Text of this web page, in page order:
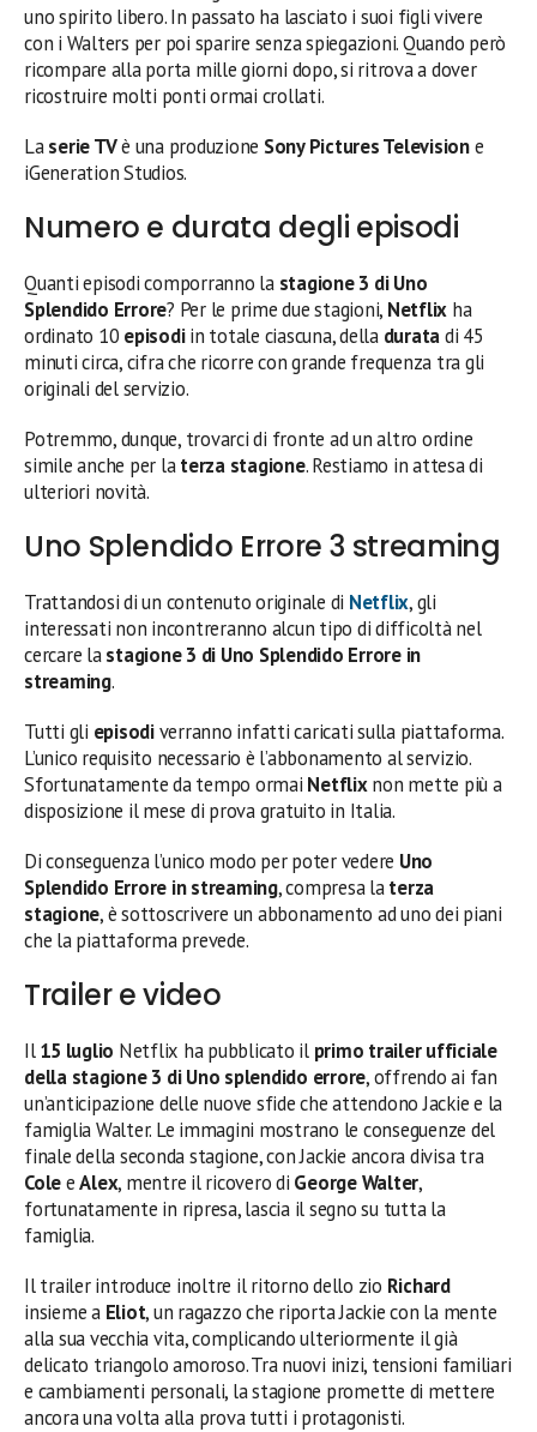
uno spirito libero. In passato ha lasciato i suoi figli vivere
con i Walters per poi sparire senza spiegazioni. Quando però
ricompare alla porta mille giorni dopo, si ritrova a dover
ricostruire molti ponti ormai crollati.
Laserie TVè una produzione Sony Pictures Televisione
iGeneration Studios.
Numero e durata degli episodi
Quanti episodi comporranno la stagione 3 di Uno
Splendido Errore? Per le prime due stagioni, Netflix ha
ordinato 10 episodiin totale ciascuna, della duratadi 45
minuti circa, cifra che ricorre con grande frequenza tra gli
originali del servizio.
Potremmo, dunque, trovarci di fronte ad un altro ordine
simile anche per laterza stagione. Restiamo in attesa di
ulteriori novità.
Uno Splendido Errore 3 streaming
Trattandosi di un contenuto originale di Netflix, gli
interessati non incontreranno alcun tipo di difficoltà nel
cercare lastagione 3 di Uno Splendido Errore in
streaming.
Tutti gli episodiverranno infatti caricati sulla piattaforma.
L’unico requisito necessario è l’abbonamento al servizio.
Sfortunatamente da tempo ormai Netflixnon mette più a
disposizione il mese di prova gratuito in Italia.
Di conseguenza l’unico modo per poter vedere Uno
Splendido Errore in streaming, compresa laterza
stagione, è sottoscrivere un abbonamento ad uno dei piani
che la piattaforma prevede.
Trailer e video
Il15 luglio Netflix ha pubblicato il primo trailer ufficiale
della stagione 3 di Uno splendido errore, offrendo ai fan
un’anticipazione delle nuove sfide che attendono Jackie e la
famiglia Walter. Le immagini mostrano le conseguenze del
finale della seconda stagione, con Jackie ancora divisa tra
ColeeAlex, mentre il ricovero di George Walter,
fortunatamente in ripresa, lascia il segno su tutta la
famiglia.
Il trailer introduce inoltre il ritorno dello zio Richard
insieme a Eliot, un ragazzo che riporta Jackie con la mente
alla sua vecchia vita, complicando ulteriormente il già
delicato triangolo amoroso. Tra nuovi inizi, tensioni familiari
e cambiamenti personali, la stagione promette di mettere
ancora una volta alla prova tutti i protagonisti.